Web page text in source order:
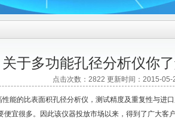
关于多功能孔径分析仪你
点击次数：2822 更新时间：2015-05-
能的比表面积孔径分析仪，测试精度及重复性与进
宜很多。因此该仪器投放市场以来，得到了广大客户